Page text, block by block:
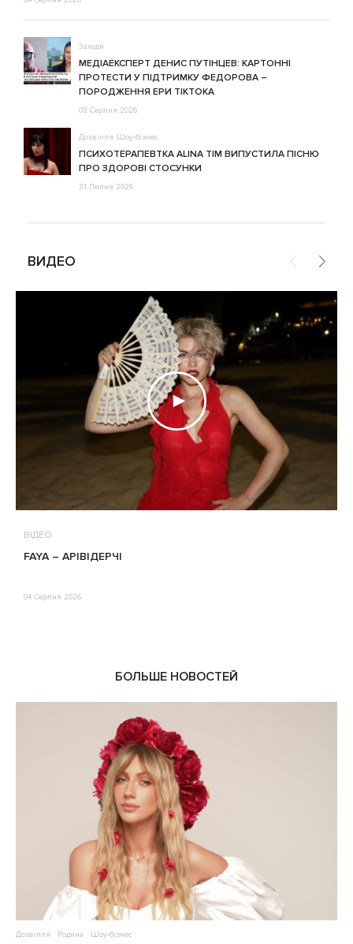
Заходи
МЕДІАЕКСПЕРТ ДЕНИС ПУТІНЦЕВ: КАРТОННІ
ПРОТЕСТИ У ПІДТРИМКУ ФЕДОРОВА –
ПОРОДЖЕННЯ ЕРИ ТІКТОКА
03 Серпня 2026
Дозвілля Шоу-бізнес
ПСИХОТЕРАПЕВТКА ALINA TIM ВИПУСТИЛА ПІСНЮ
ПРО ЗДОРОВІ СТОСУНКИ
31 Липня 2026
ВИДЕО
ВІДЕО
FAYA – АРІВІДЕРЧІ
04 Серпня 2026
БОЛЬШЕ НОВОСТЕЙ
Дозвілля Родина Шоу-бізнес